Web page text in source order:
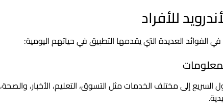
للأفراد
الفوائد العديدة التي يقدمها التطبيق في حياتهم اليومية:
السريع إلى مختلف الخدمات مثل التسوق، التعليم، الأخبار، والصحة،